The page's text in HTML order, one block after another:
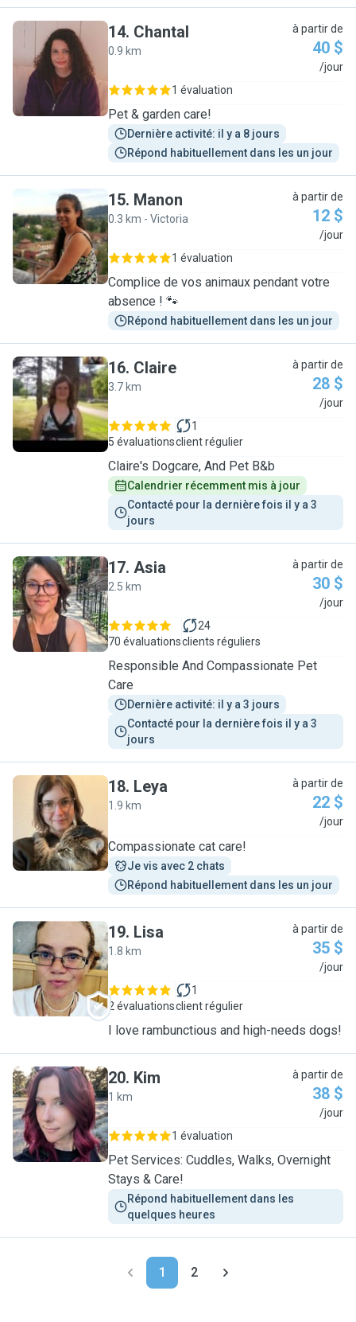
C
14. Chantal
0.9 km
à partir de
40 $
/jour
1 évaluation
Pet & garden care!
Dernière activité: il y a 8 jours
Répond habituellement dans les un jour
M
15. Manon
0.3 km - Victoria
à partir de
12 $
/jour
1 évaluation
Complice de vos animaux pendant votre
absence ! 🐾
Répond habituellement dans les un jour
C
16. Claire
3.7 km
à partir de
28 $
/jour
5 évaluations
1
client régulier
Claire's Dogcare, And Pet B&b
Calendrier récemment mis à jour
Contacté pour la dernière fois il y a 3
jours
A
17. Asia
2.5 km
à partir de
30 $
/jour
70 évaluations
24
clients réguliers
Responsible And Compassionate Pet
Care
Dernière activité: il y a 3 jours
Contacté pour la dernière fois il y a 3
jours
L
18. Leya
1.9 km
à partir de
22 $
/jour
Compassionate cat care!
Je vis avec 2 chats
Répond habituellement dans les un jour
L
19. Lisa
1.8 km
à partir de
35 $
/jour
2 évaluations
1
client régulier
I love rambunctious and high-needs dogs!
K
20. Kim
1 km
à partir de
38 $
/jour
1 évaluation
Pet Services: Cuddles, Walks, Overnight
Stays & Care!
Répond habituellement dans les
quelques heures
1 2